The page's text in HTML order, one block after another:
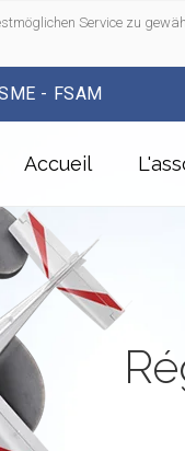
Service zu
- FSAM
Accueil